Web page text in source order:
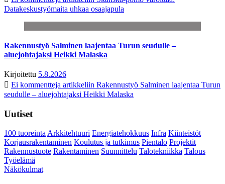
Datakeskustyömaita uhkaa osaajapula
Rakennustyö Salminen laajentaa Turun seudulle –
aluejohtajaksi Heikki Malaska
Kirjoitettu 5.8.2026
Ei kommentteja artikkeliin Rakennustyö Salminen laajentaa Turun
seudulle – aluejohtajaksi Heikki Malaska
Uutiset
100 tuoreintaArkkitehtuuri Energiatehokkuus Infra Kiinteistöt
Korjausrakentaminen Koulutus ja tutkimus Pientalo Projektit
Rakennustuote Rakentaminen Suunnittelu Talotekniikka Talous
Työelämä
Näkökulmat